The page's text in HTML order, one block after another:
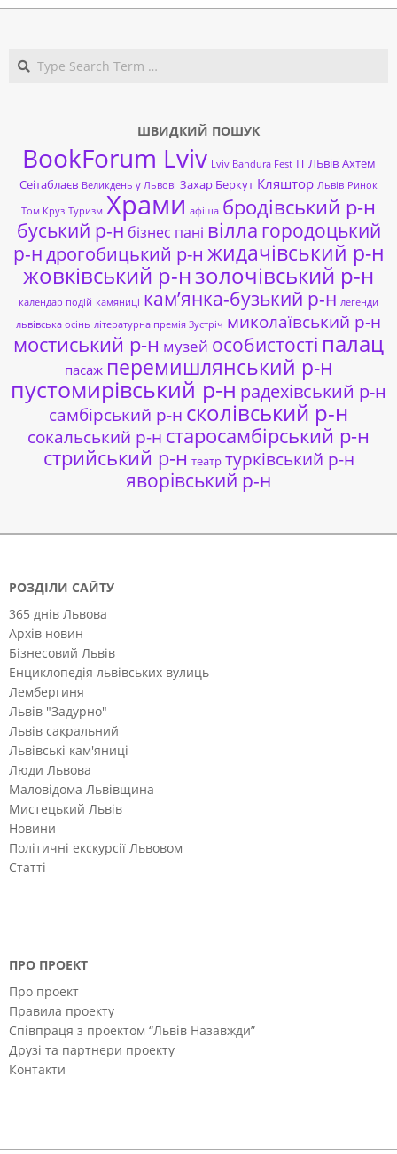
12-
ШВИДКИЙ ПОШУК
BookForum Lviv Lviv Bandura Fest ІТ ЛЬвів Ахтем
Сеітаблаєв Великдень у Львові Захар Беркут Кляштор Львів Ринок
Том Круз Туризм Храми афіша бродівський р-н
буський р-н бізнес пані вілла городоцький
р-ндрогобицький р-н жидачівський р-н
жовківський р-нзолочівський р-н
календар подій камяниці кам’янка-бузький р-н легенди
львівська осінь літературна премія Зустріч миколаївський р-н
мостиський р-н музей особистості палац
пасаж перемишлянський р-н
пустомирівський р-н радехівський р-н
самбірський р-н сколівський р-н
сокальський р-н старосамбірський р-н
стрийський р-н театр турківський р-н
яворівський р-н
РОЗДІЛИ САЙТУ
365 днів Львова
Архів новин
Бізнесовий Львів
Енциклопедія львівських вулиць
Лембергиня
Львів "Задурно"
Львів сакральний
Львівські кам'яниці
Люди Львова
Маловідома Львівщина
Мистецький Львів
Новини
Політичні екскурсії Львовом
Статті
ПРО ПРОЕКТ
Про проект
Правила проекту
Співпраця з проектом “Львів Назавжди”
Друзі та партнери проекту
Контакти